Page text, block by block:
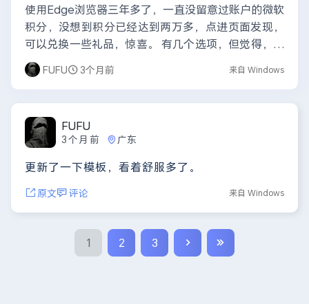
使用Edge浏览器三年多了，一直没留意过账户的微软
积分，没想到积分已经达到两万多，点进页面发现，
可以兑换一些礼品，惊喜。 有几个选项，但觉得，天
猫礼品卡挺合适的，可以当钱用，嘿嘿。 兑换过程有
点反...
FUFU 3个月前 来自 Windows
FUFU
3个月前 广东
更新了一下模板，看着舒服多了。
原文 评论 来自 Windows
1 2 3